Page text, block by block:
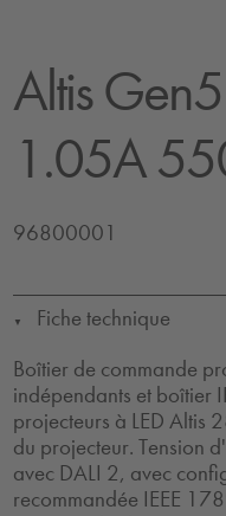
Altis Gen5
1.05A
96800001
▼
Fiche technique
Boîtier de commande
indépendants et boîtier
projecteurs à LED
du projecteur. Tension
avec DALI 2, avec
recommandée IEEE